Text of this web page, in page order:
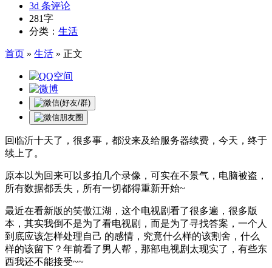
3d 条评论
281字
分类： 生活
首页 » 生活 » 正文
回临沂十天了，很多事，都没来及给服务器续费，今天，终于
续上了。
原本以为回来可以多拍几个录像，可实在不景气，电脑被盗，
所有数据都丢失，所有一切都得重新开始~
最近在看新版的笑傲江湖，这个电视剧看了很多遍，很多版
本，其实我倒不是为了看电视剧，而是为了寻找答案，一个人
到底应该怎样处理自己 的感情，究竟什么样的该割舍，什么
样的该留下？年前看了男人帮，那部电视剧太现实了，有些东
西我还不能接受~~